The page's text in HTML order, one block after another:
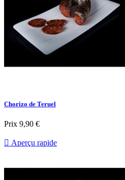
Chorizo de Teruel
Prix 9,90 €
 Aperçu rapide